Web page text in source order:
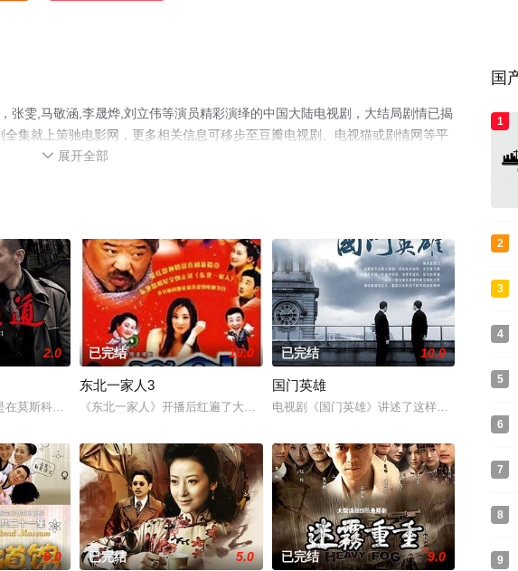
张雯,马敬涵,李晟烨,刘立伟等演员精彩演绎的中国大陆电视剧，大结局剧情已揭
集就上策驰电影网，更多相关信息可移步至豆瓣电视剧、电视猫或剧情网等平
 展开全部
人申屠柏奇与大理寺少卿尧远、牧归荑联手，接连破除鬼
2.0
在莫斯科召开 的中共六大结束后，为了使我党高层领导 顺利回国，我党地下党员在短短十天
已完结 10.0
东北一家人3
《东北一家人》开播后红遍了大江南北，讲述的是东北一个普通人家的故事。在沈阳
已完结 10.0
国门英雄
电视剧《国门英雄》讲述了这样一个故事：江
6.0 已完结 5.0 已完结 9.0
国
1
2
3
4
5
6
7
8
9